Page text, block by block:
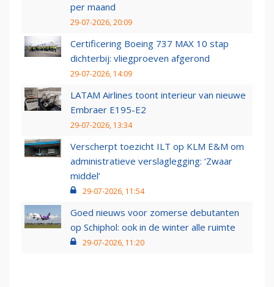
per maand
29-07-2026, 20:09
Certificering Boeing 737 MAX 10 stap
dichterbij: vliegproeven afgerond
29-07-2026, 14:09
LATAM Airlines toont interieur van nieuwe
Embraer E195-E2
29-07-2026, 13:34
Verscherpt toezicht ILT op KLM E&M om
administratieve verslaglegging: ‘Zwaar
middel’
29-07-2026, 11:54
Goed nieuws voor zomerse debutanten
op Schiphol: ook in de winter alle ruimte
29-07-2026, 11:20